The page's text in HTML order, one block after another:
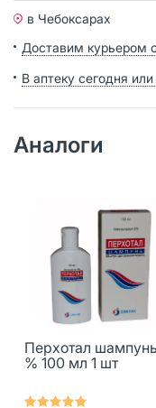
в Чебоксарах
Доставим курьером
В аптеку сегодня
Аналоги
Перхотал
% 100 мл 1 шт